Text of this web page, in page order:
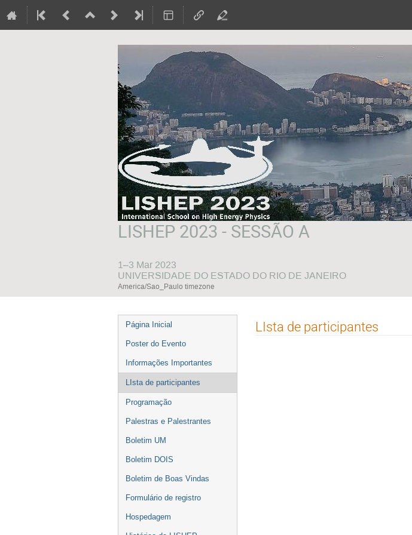
LISHEP 2023 - SESSÃO A
1–3 Mar 2023
UNIVERSIDADE DO ESTADO DO RIO DE JANEIRO
America/Sao_Paulo timezone
Event
menu
Página Inicial
Poster do Evento
Informações Importantes
LIsta de participantes
Programação
Palestras e Palestrantes
Boletim UM
Boletim DOIS
Boletim de Boas Vindas
Formulário de registro
Hospedagem
LIsta de participantes